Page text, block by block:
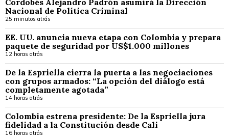
Cordobés Alejandro Padrón asumirá la Dirección
Nacional de Política Criminal
25 minutos atrás
EE. UU. anuncia nueva etapa con Colombia y prepara
paquete de seguridad por US$1.000 millones
12 horas atrás
De la Espriella cierra la puerta a las negociaciones
con grupos armados: “La opción del diálogo está
completamente agotada”
14 horas atrás
Colombia estrena presidente: De la Espriella jura
fidelidad a la Constitución desde Cali
16 horas atrás